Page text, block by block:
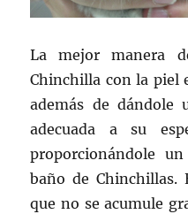
La mejor manera
Chinchilla con la piel
además de dándole
adecuada a su
proporcionándole
baño de Chinchillas.
que no se acumule